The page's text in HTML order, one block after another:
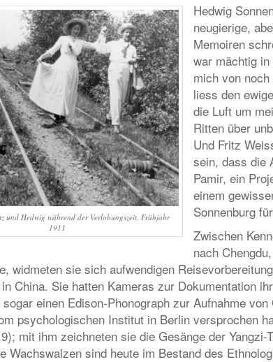
und Hedwig während der Verlobungszeit, Frühjahr
1911
Hedwig
neugierige,
Memoiren
war mächtig
mich von
liess den
die Luft um
Ritten über
Und Fritz
sein, dass die
Pamir, ein
einem
Sonnenburg
Zwischen
nach
widmeten sie sich aufwendigen
China. Sie hatten Kameras zur Dokumentation
einen Edison-Phonograph zur Aufnahme
psychologischen Institut in Berlin versprochen
mit ihm zeichneten sie die Gesänge der
Wachswalzen sind heute im Bestand des